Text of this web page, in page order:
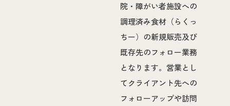
院・障がい者施設への
調理済み食材（らくっ
ちー）の新規販売及び
既存先のフォロー業務
となります。営業とし
てクライアント先への
フォローアップや訪問